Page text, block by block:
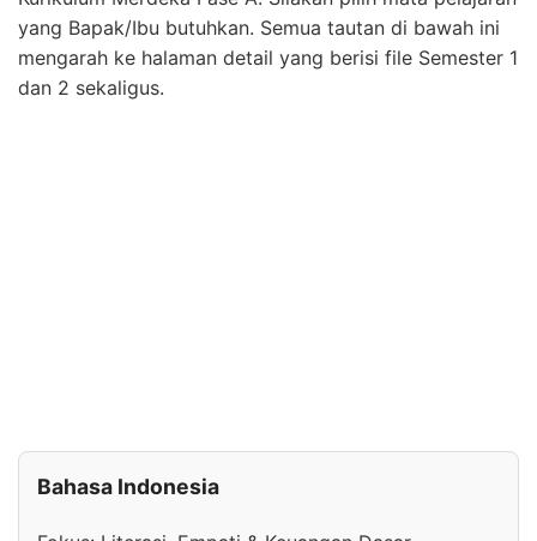
yang Bapak/Ibu butuhkan. Semua tautan di bawah ini
mengarah ke halaman detail yang berisi file Semester 1
dan 2 sekaligus.
Bahasa Indonesia